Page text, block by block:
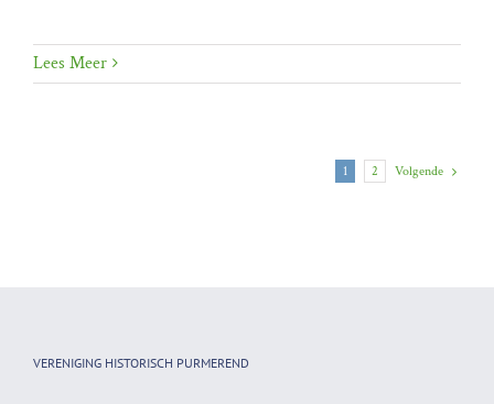
Lees Meer
1 2 Volgende
VERENIGING HISTORISCH PURMEREND